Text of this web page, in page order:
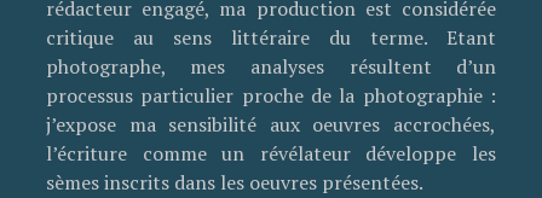
rédacteur engagé, ma production est considérée
critique au sens littéraire du terme. Etant
photographe, mes analyses résultent d’un
processus particulier proche de la photographie :
j’expose ma sensibilité aux oeuvres accrochées,
l’écriture comme un révélateur développe les
sèmes inscrits dans les oeuvres présentées.